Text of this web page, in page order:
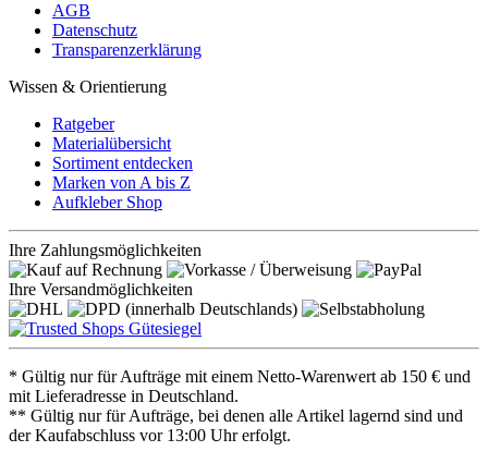
AGB
Datenschutz
Transparenzerklärung
Wissen & Orientierung
Ratgeber
Materialübersicht
Sortiment entdecken
Marken von A bis Z
Aufkleber Shop
Ihre Zahlungsmöglichkeiten
Ihre Versandmöglichkeiten
* Gültig nur für Aufträge mit einem Netto-Warenwert ab 150 € und
mit Lieferadresse in Deutschland.
** Gültig nur für Aufträge, bei denen alle Artikel lagernd sind und
der Kaufabschluss vor 13:00 Uhr erfolgt.